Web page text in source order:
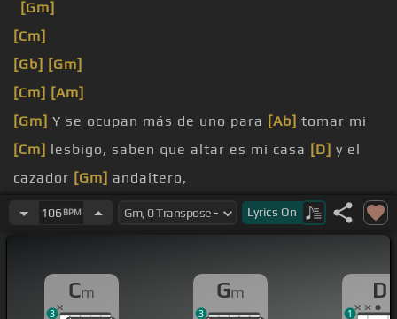
[Gm]
[Cm]
[Gb] [Gm]
[Cm] [Am]
[Gm] Y se ocupan más de uno para [Ab] tomar mi
[Cm] lesbigo, saben que altar es mi casa [D] y el
cazador [Gm] andaltero,
conellos tira
[Cm]
casquillos.
Bien graduado de la escuela para[Cm]los
ochosos
106 BPM Lyrics On
Cm
3
Gm
3
D
1